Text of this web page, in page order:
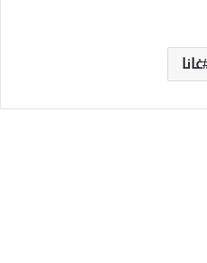
غانا